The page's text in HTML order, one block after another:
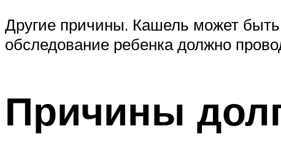
Другие причины. Кашель может
обследование ребенка должно
Причины